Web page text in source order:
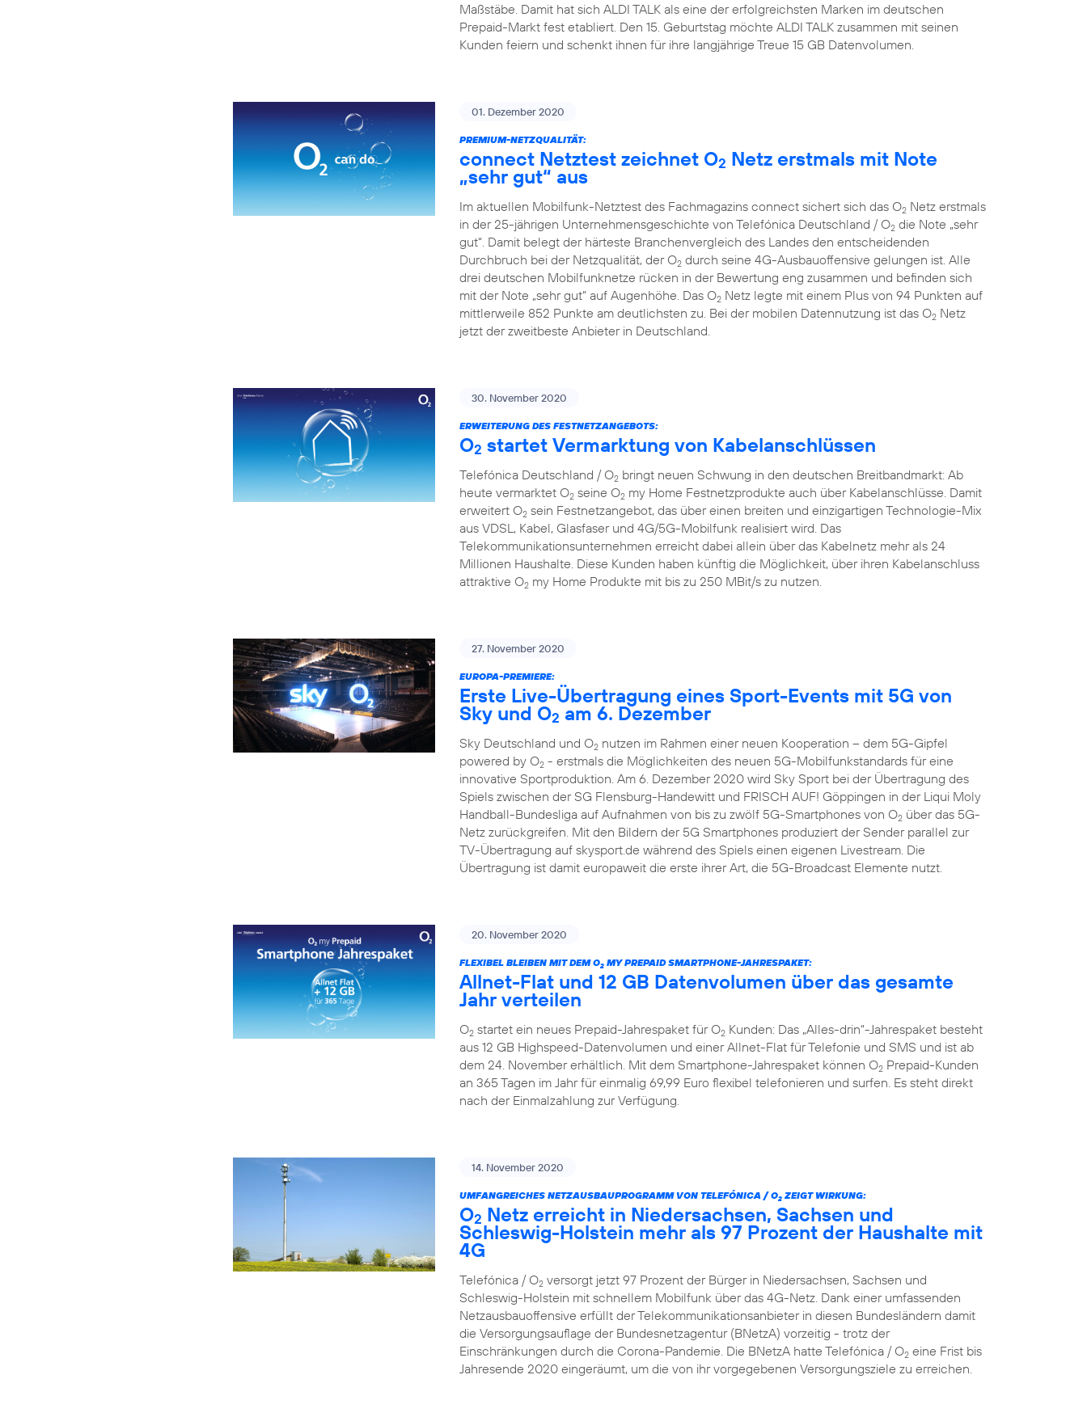
Maßstäbe. Damit hat sich ALDI TALK als eine der erfolgreichsten Marken im deutschen
Prepaid-Markt fest etabliert. Den 15. Geburtstag möchte ALDI TALK zusammen mit seinen
Kunden feiern und schenkt ihnen für ihre langjährige Treue 15 GB Datenvolumen.
01. Dezember 2020
PREMIUM-NETZQUALITÄT:
connect Netztest zeichnet O2 Netz erstmals mit Note
„sehr gut“ aus
Im aktuellen Mobilfunk-Netztest des Fachmagazins connect sichert sich das O2 Netz erstmals
in der 25-jährigen Unternehmensgeschichte von Telefónica Deutschland / O2 die Note „sehr
gut“. Damit belegt der härteste Branchenvergleich des Landes den entscheidenden
Durchbruch bei der Netzqualität, der O2 durch seine 4G-Ausbauoffensive gelungen ist. Alle
drei deutschen Mobilfunknetze rücken in der Bewertung eng zusammen und befinden sich
mit der Note „sehr gut“ auf Augenhöhe. Das O2 Netz legte mit einem Plus von 94 Punkten auf
mittlerweile 852 Punkte am deutlichsten zu. Bei der mobilen Datennutzung ist das O2 Netz
jetzt der zweitbeste Anbieter in Deutschland.
30. November 2020
ERWEITERUNG DES FESTNETZANGEBOTS:
O2 startet Vermarktung von Kabelanschlüssen
Telefónica Deutschland / O2 bringt neuen Schwung in den deutschen Breitbandmarkt: Ab
heute vermarktet O2 seine O2 my Home Festnetzprodukte auch über Kabelanschlüsse. Damit
erweitert O2 sein Festnetzangebot, das über einen breiten und einzigartigen Technologie-Mix
aus VDSL, Kabel, Glasfaser und 4G/5G-Mobilfunk realisiert wird. Das
Telekommunikationsunternehmen erreicht dabei allein über das Kabelnetz mehr als 24
Millionen Haushalte. Diese Kunden haben künftig die Möglichkeit, über ihren Kabelanschluss
attraktive O2 my Home Produkte mit bis zu 250 MBit/s zu nutzen.
27. November 2020
EUROPA-PREMIERE:
Erste Live-Übertragung eines Sport-Events mit 5G von
Sky und O2 am 6. Dezember
Sky Deutschland und O2 nutzen im Rahmen einer neuen Kooperation – dem 5G-Gipfel
powered by O2 - erstmals die Möglichkeiten des neuen 5G-Mobilfunkstandards für eine
innovative Sportproduktion. Am 6. Dezember 2020 wird Sky Sport bei der Übertragung des
Spiels zwischen der SG Flensburg-Handewitt und FRISCH AUF! Göppingen in der Liqui Moly
Handball-Bundesliga auf Aufnahmen von bis zu zwölf 5G-Smartphones von O2 über das 5G-
Netz zurückgreifen. Mit den Bildern der 5G Smartphones produziert der Sender parallel zur
TV-Übertragung auf skysport.de während des Spiels einen eigenen Livestream. Die
Übertragung ist damit europaweit die erste ihrer Art, die 5G-Broadcast Elemente nutzt.
20. November 2020
FLEXIBEL BLEIBEN MIT DEM O2 MY PREPAID SMARTPHONE-JAHRESPAKET:
Allnet-Flat und 12 GB Datenvolumen über das gesamte
Jahr verteilen
O2 startet ein neues Prepaid-Jahrespaket für O2 Kunden: Das „Alles-drin“-Jahrespaket besteht
aus 12 GB Highspeed-Datenvolumen und einer Allnet-Flat für Telefonie und SMS und ist ab
dem 24. November erhältlich. Mit dem Smartphone-Jahrespaket können O2 Prepaid-Kunden
an 365 Tagen im Jahr für einmalig 69,99 Euro flexibel telefonieren und surfen. Es steht direkt
nach der Einmalzahlung zur Verfügung.
14. November 2020
UMFANGREICHES NETZAUSBAUPROGRAMM VON TELEFÓNICA / O2 ZEIGT WIRKUNG:
O2 Netz erreicht in Niedersachsen, Sachsen und
Schleswig-Holstein mehr als 97 Prozent der Haushalte mit
4G
Telefónica / O2 versorgt jetzt 97 Prozent der Bürger in Niedersachsen, Sachsen und
Schleswig-Holstein mit schnellem Mobilfunk über das 4G-Netz. Dank einer umfassenden
Netzausbauoffensive erfüllt der Telekommunikationsanbieter in diesen Bundesländern damit
die Versorgungsauflage der Bundesnetzagentur (BNetzA) vorzeitig - trotz der
Einschränkungen durch die Corona-Pandemie. Die BNetzA hatte Telefónica / O2 eine Frist bis
Jahresende 2020 eingeräumt, um die von ihr vorgegebenen Versorgungsziele zu erreichen.